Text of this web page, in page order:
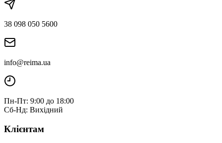
38 098 050 5600
info@reima.ua
Пн-Пт: 9:00 до 18:00
Сб-Нд: Вихідний
Клієнтам